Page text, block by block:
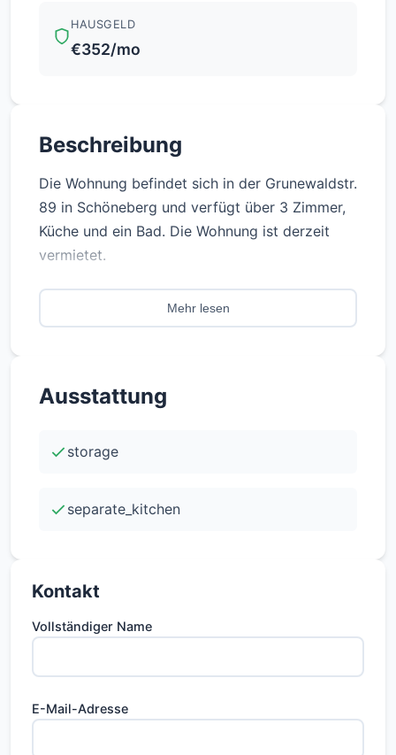
HAUSGELD
€352/mo
Beschreibung
Die Wohnung befindet sich in der Grunewaldstr.
89 in Schöneberg und verfügt über 3 Zimmer,
Küche und ein Bad. Die Wohnung ist derzeit
vermietet.
Selbstnutzung ist ab 2028 durch Kündigung
des Mietvertrages möglich und die Wartezeit
Ausstattung/Merkmale:
- geräumiges Wohnzimmer
- Badezimmer mit Dusche und Waschmaschine
- Keller
Mehr lesen
Ausstattung
storage
separate_kitchen
Kontakt
Vollständiger Name
E-Mail-Adresse